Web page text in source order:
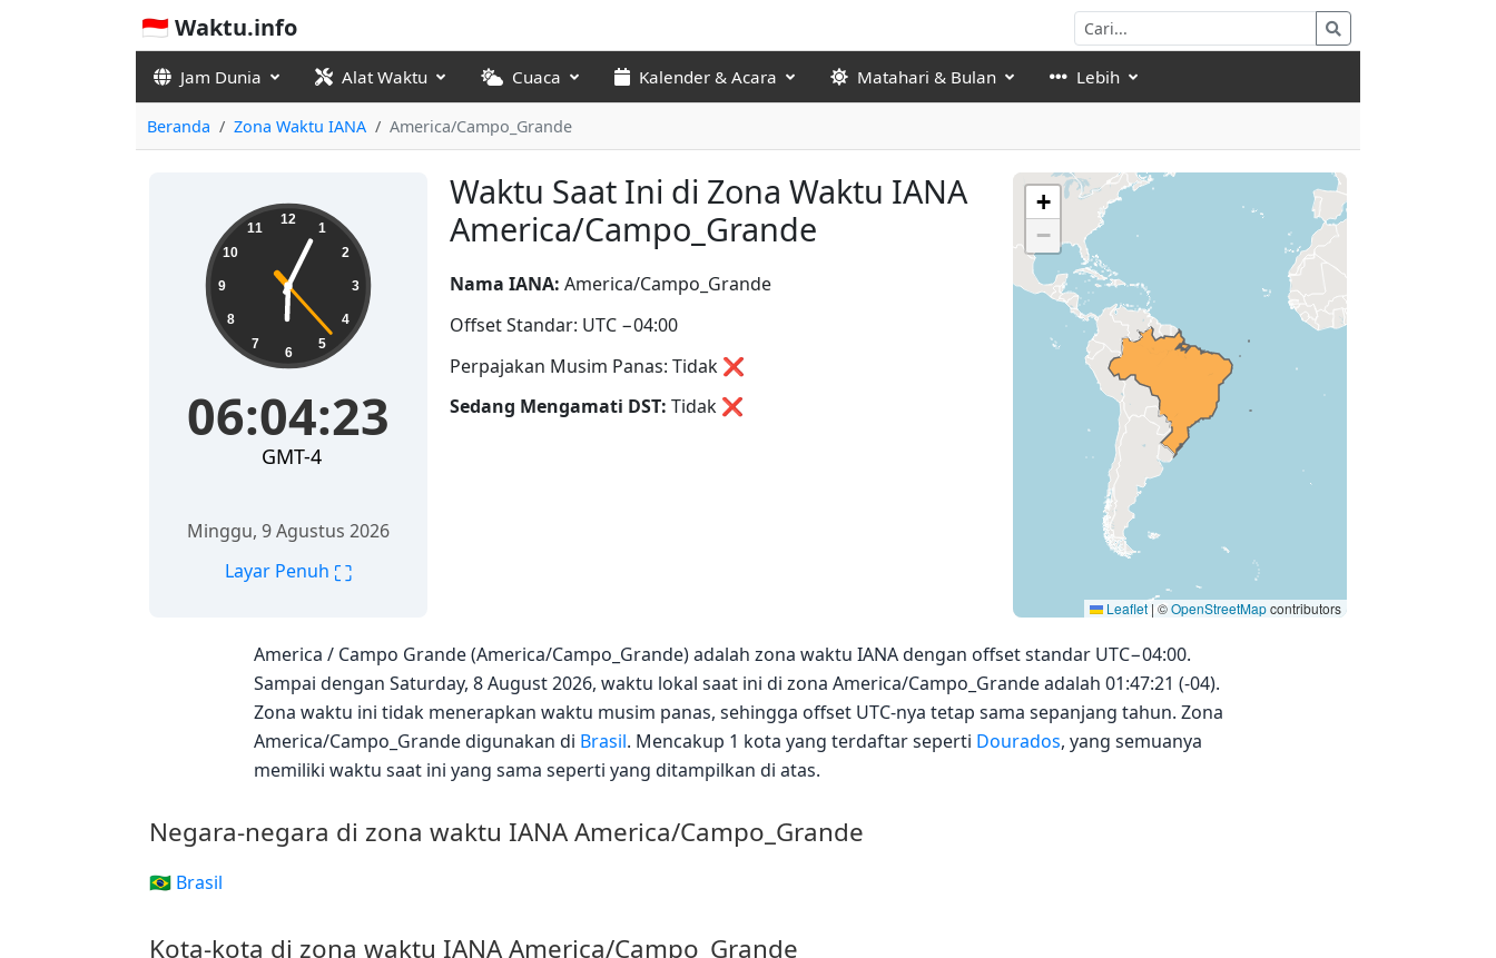
🇮🇩 Waktu.info
Jam Dunia Alat Waktu Cuaca Kalender & Acara Matahari & Bulan Lebih
Beranda Zona Waktu IANA America/Campo_Grande
Waktu Saat Ini di Zona Waktu IANA
America/Campo_Grande
06:04:23 12
1
2
3
4
5
6
7
8
9
10
11
06:04:23
GMT-4
Minggu, 9 Agustus 2026
Layar Penuh ⛶
Nama IANA: America/Campo_Grande
Offset Standar: UTC −04:00
Perpajakan Musim Panas: Tidak ❌
Sedang Mengamati DST: Tidak ❌
+
−
Leaflet | ©OpenStreetMapcontributors
America / Campo Grande (America/Campo_Grande) adalah zona waktu IANA dengan offset standar UTC−04:00.
Sampai dengan Saturday, 8 August 2026, waktu lokal saat ini di zona America/Campo_Grande adalah 01:47:21 (-04).
Zona waktu ini tidak menerapkan waktu musim panas, sehingga offset UTC-nya tetap sama sepanjang tahun. Zona
America/Campo_Grande digunakan di Brasil. Mencakup 1 kota yang terdaftar seperti Dourados, yang semuanya
memiliki waktu saat ini yang sama seperti yang ditampilkan di atas.
Negara-negara di zona waktu IANA America/Campo_Grande
🇧🇷 Brasil
Kota-kota di zona waktu IANA America/Campo_Grande